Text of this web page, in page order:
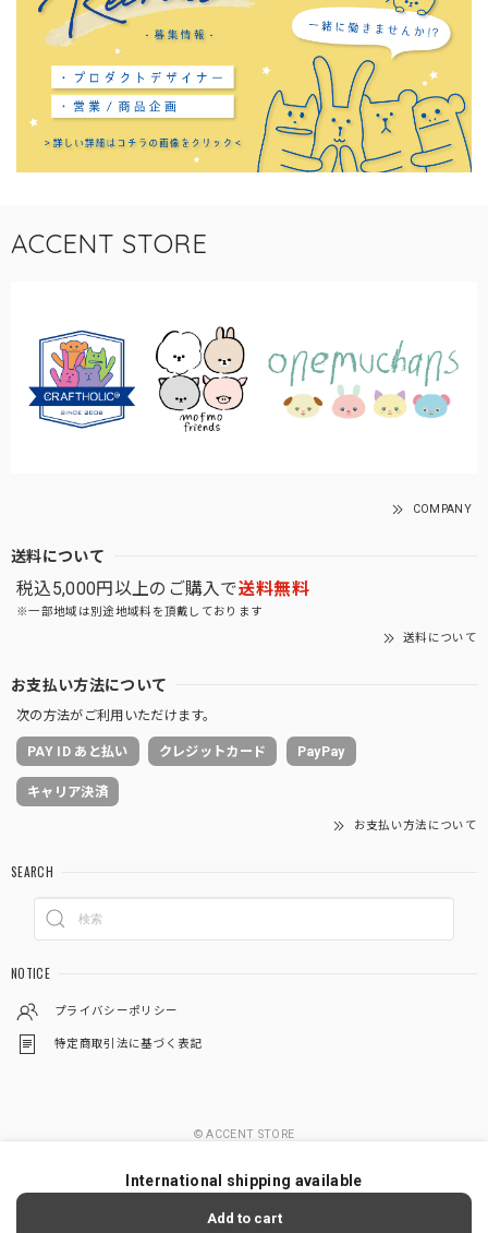
ACCENT STORE
COMPANY
送料について
税込5,000円以上のご購入で送料無料
※一部地域は別途地域料を頂戴しております
送料について
お支払い方法について
次の方法がご利用いただけます。
PAY ID あと払い クレジットカード PayPay
キャリア決済
お支払い方法について
SEARCH
NOTICE
プライバシーポリシー
特定商取引法に基づく表記
© ACCENT STORE
International shipping available
Add to cart